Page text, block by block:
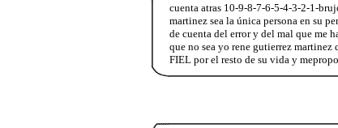
cuenta atras 10-9-8-7-6-5-4-3-2-1-
martinez sea la única persona en su
de cuenta del error y del mal que me
que no sea yo rene gutierrez
FIEL por el resto de su vida y